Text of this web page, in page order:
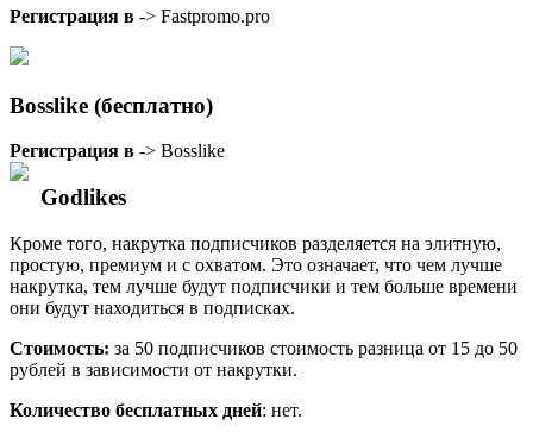
Регистрация в -> Fastpromo.pro
Bosslike (бесплатно)
Регистрация в -> Bosslike
Godlikes
Кроме того, накрутка подписчиков разделяется на элитную,
простую, премиум и с охватом. Это означает, что чем лучше
накрутка, тем лучше будут подписчики и тем больше времени
они будут находиться в подписках.
Стоимость: за 50 подписчиков стоимость разница от 15 до 50
рублей в зависимости от накрутки.
Количество бесплатных дней: нет.